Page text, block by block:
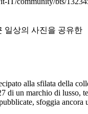
alla sfilata della
di un marchio di lusso,
sfoggia ancora